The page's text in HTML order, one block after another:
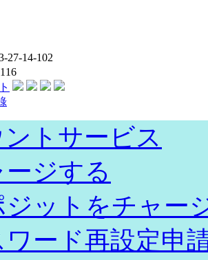
27-14-102
トサービス
ジする
ジットをチャー
ード再設定申